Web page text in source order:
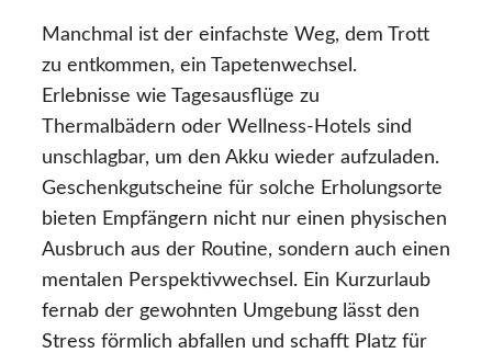
Manchmal ist der einfachste Weg, dem Trott
zu entkommen, ein Tapetenwechsel.
Erlebnisse wie Tagesausflüge zu
Thermalbädern oder Wellness-Hotels sind
unschlagbar, um den Akku wieder aufzuladen.
Geschenkgutscheine für solche Erholungsorte
bieten Empfängern nicht nur einen physischen
Ausbruch aus der Routine, sondern auch einen
mentalen Perspektivwechsel. Ein Kurzurlaub
fernab der gewohnten Umgebung lässt den
Stress förmlich abfallen und schafft Platz für